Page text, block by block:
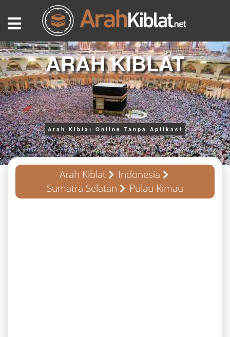
ARAH KIBLAT
Arah Kiblat Online Tanpa Aplikasi
Arah Kiblat
Indonesia
Sumatra Selatan
Pulau Rimau